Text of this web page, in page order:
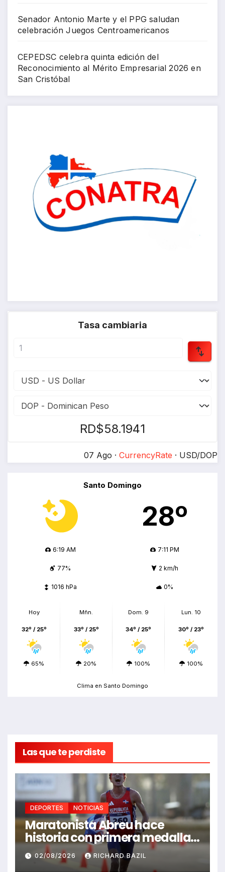
Senador Antonio Marte y el PPG saludan
celebración Juegos Centroamericanos
CEPEDSC celebra quinta edición del
Reconocimiento al Mérito Empresarial 2026 en
San Cristóbal
Tasa cambiaria
RD$58.1941
07 Ago · CurrencyRate · USD/DOP
Santo Domingo
28º
6:19 AM 7:11 PM
77% 2 km/h
1016 hPa 0%
Hoy
32º / 25º
65%
Mñn.
33º / 25º
20%
Dom. 9
34º / 25º
100%
Lun. 10
30º / 23º
100%
Clima en Santo Domingo
Las que te perdiste
DEPORTES NOTICIAS
Maratonista Abreu hace
historia con primera medalla
en Juegos Santo Domingo
2026
02/08/2026 RICHARD BAZIL